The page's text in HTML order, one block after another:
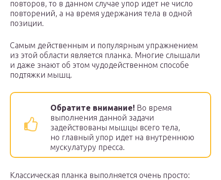
повторов, то в данном случае упор идет не число
повторений, а на время удержания тела в одной
позиции.
Самым действенным и популярным упражнением
из этой области является планка. Многие слышали
и даже знают об этом чудодейственном способе
подтяжки мышц.
Обратите внимание! Во время
выполнения данной задачи
задействованы мышцы всего тела,
но главный упор идет на внутреннюю
мускулатуру пресса.
Классическая планка выполняется очень просто: